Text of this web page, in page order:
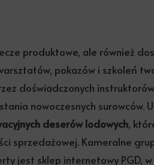
produktowe, ale również
pokazów i szkoleń
doświadczonych
nowoczesnych surowców.
deserów lodowych,
sprzedażowej. Kameralne
jest sklep internetowy PGD,